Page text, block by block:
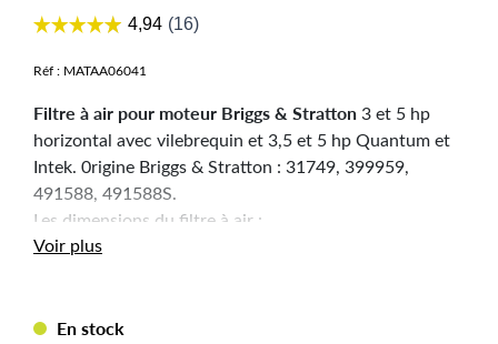
Réf : MATAA06041
Filtre à air pour moteur Briggs & Stratton3 et 5 hp
horizontal avec vilebrequin et 3,5 et 5 hp Quantum et
Intek. 0rigine Briggs & Stratton : 31749, 399959,
491588, 491588S.
Les dimensions du filtre à air :
Hauteur : 25 mm
Voir plus
En stock